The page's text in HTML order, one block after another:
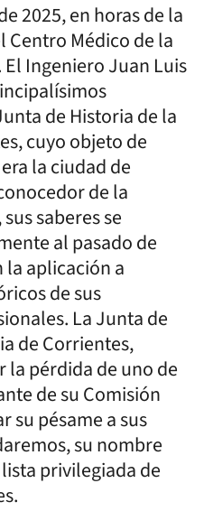
2025, en horas de la
Centro Médico de la
Ingeniero Juan Luis
de Historia de la
cuyo objeto de
la ciudad de
de la
saberes se
al pasado de
aplicación a
de sus
La Junta de
de Corrientes,
pérdida de uno de
de su Comisión
su pésame a sus
su nombre
privilegiada de